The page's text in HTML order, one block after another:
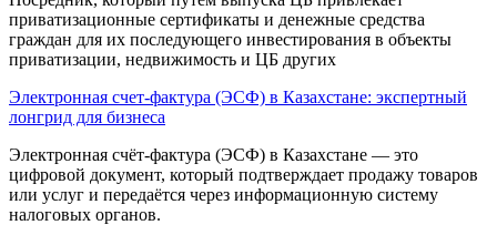
приватиза­ционные сертификаты и денежные средства
граждан для их последующего инвестирования в объекты
приватизации, недвижимость и ЦБ дру­гих
Электронная счет-фактура (ЭСФ) в Казахстане: экспертный
лонгрид для бизнеса
Электронная счёт-фактура (ЭСФ) в Казахстане — это
цифровой документ, который подтверждает продажу товаров
или услуг и передаётся через информационную систему
налоговых органов.